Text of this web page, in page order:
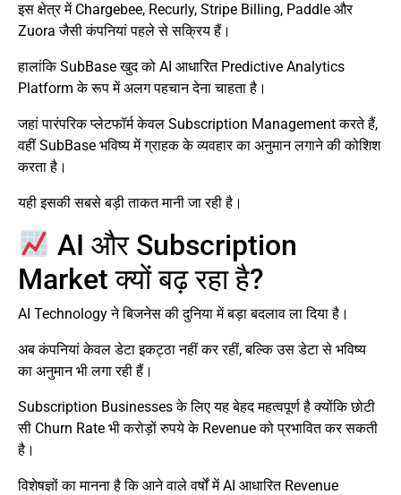
इस क्षेत्र में Chargebee, Recurly, Stripe Billing, Paddle और
Zuora जैसी कंपनियां पहले से सक्रिय हैं।
हालांकि SubBase खुद को AI आधारित Predictive Analytics
Platform के रूप में अलग पहचान देना चाहता है।
जहां पारंपरिक प्लेटफॉर्म केवल Subscription Management करते हैं,
वहीं SubBase भविष्य में ग्राहक के व्यवहार का अनुमान लगाने की कोशिश
करता है।
यही इसकी सबसे बड़ी ताकत मानी जा रही है।
AI और Subscription
Market क्यों बढ़ रहा है?
AI Technology ने बिजनेस की दुनिया में बड़ा बदलाव ला दिया है।
अब कंपनियां केवल डेटा इकट्ठा नहीं कर रहीं, बल्कि उस डेटा से भविष्य
का अनुमान भी लगा रही हैं।
Subscription Businesses के लिए यह बेहद महत्वपूर्ण है क्योंकि छोटी
सी Churn Rate भी करोड़ों रुपये के Revenue को प्रभावित कर सकती
है।
विशेषज्ञों का मानना है कि आने वाले वर्षों में AI आधारित Revenue